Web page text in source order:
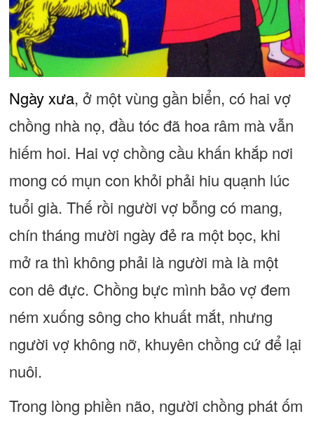
Ngày xưa, ở một vùng gần biển, có hai vợ
chồng nhà nọ, đầu tóc đã hoa râm mà vẫn
hiếm hoi. Hai vợ chồng cầu khấn khắp nơi
mong có mụn con khỏi phải hiu quạnh lúc
tuổi già. Thế rồi người vợ bỗng có mang,
chín tháng mười ngày đẻ ra một bọc, khi
mở ra thì không phải là người mà là một
con dê đực. Chồng bực mình bảo vợ đem
ném xuống sông cho khuất mắt, nhưng
người vợ không nỡ, khuyên chồng cứ để lại
nuôi.
Trong lòng phiền não, người chồng phát ốm